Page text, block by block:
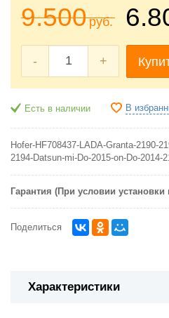
9.500руб.
- +
Есть в наличии В
Hofer-HF708437-LADA-Granta-2190-
2194-Datsun-mi-Do-2015-on-Do-2014-
Гарантия (При условии
Поделиться
Характеристики